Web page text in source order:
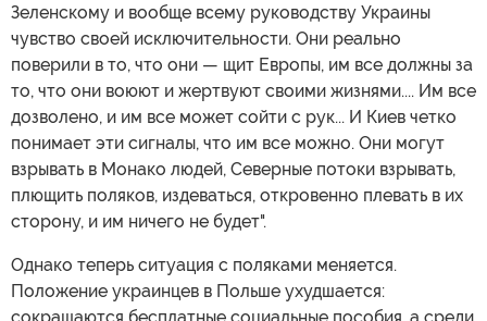
Зеленскому и вообще всему руководству Украины
чувство своей исключительности. Они реально
поверили в то, что они — щит Европы, им все должны за
то, что они воюют и жертвуют своими жизнями.... Им все
дозволено, и им все может сойти с рук... И Киев четко
понимает эти сигналы, что им все можно. Они могут
взрывать в Монако людей, Северные потоки взрывать,
плющить поляков, издеваться, откровенно плевать в их
сторону, и им ничего не будет".
Однако теперь ситуация с поляками меняется.
Положение украинцев в Польше ухудшается: